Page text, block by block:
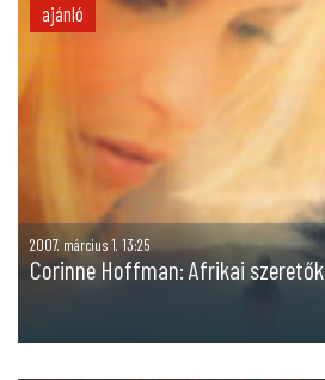
ajánló
2007. március 1. 13:25
Corinne Hoffman: Afrikai szeretők